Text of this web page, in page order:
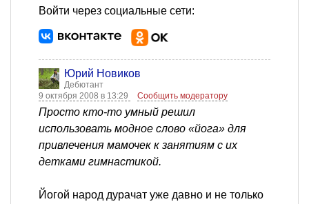
Войти через социальные сети:
Юрий Новиков
Дебютант
9 октября 2008 в 13:29
Сообщить модератору
Просто кто-то умный решил
использовать модное слово «йога» для
привлечения мамочек к занятиям с их
детками гимнастикой.
Йогой народ дурачат уже давно и не только